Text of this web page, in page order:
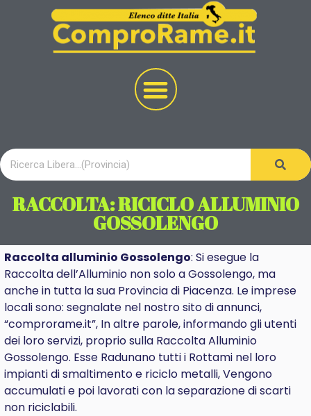
RACCOLTA: RICICLO ALLUMINIO
GOSSOLENGO
Raccolta alluminio Gossolengo: Si esegue la
Raccolta dell’Alluminio non solo a Gossolengo, ma
anche in tutta la sua Provincia di Piacenza. Le imprese
locali sono: segnalate nel nostro sito di annunci,
“comprorame.it”, In altre parole, informando gli utenti
dei loro servizi, proprio sulla Raccolta Alluminio
Gossolengo. Esse Radunano tutti i Rottami nel loro
impianti di smaltimento e riciclo metalli, Vengono
accumulati e poi lavorati con la separazione di scarti
non riciclabili.